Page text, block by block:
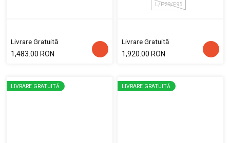
Livrare Gratuită
1,483.00 RON
L/P29/F95
Livrare Gratuită
1,920.00 RON
LIVRARE GRATUITĂ LIVRARE GRATUITĂ